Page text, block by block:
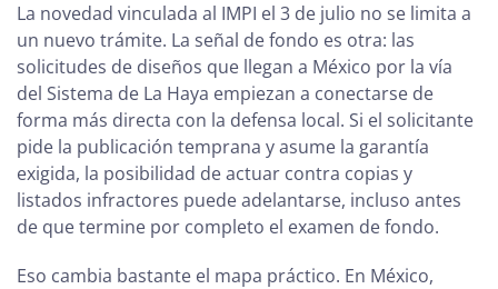
La novedad vinculada al IMPI el 3 de julio no se limita a
un nuevo trámite. La señal de fondo es otra: las
solicitudes de diseños que llegan a México por la vía
del Sistema de La Haya empiezan a conectarse de
forma más directa con la defensa local. Si el solicitante
pide la publicación temprana y asume la garantía
exigida, la posibilidad de actuar contra copias y
listados infractores puede adelantarse, incluso antes
de que termine por completo el examen de fondo.
Eso cambia bastante el mapa práctico. En México,